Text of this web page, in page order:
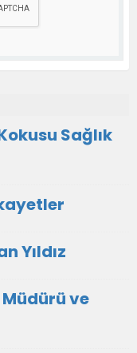
Sağlık
Yıldız
ve